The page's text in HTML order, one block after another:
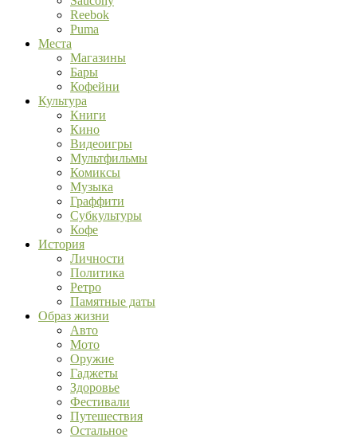
Reebok
Puma
Места
Магазины
Бары
Кофейни
Культура
Книги
Кино
Видеоигры
Мультфильмы
Комиксы
Музыка
Граффити
Субкультуры
Кофе
История
Личности
Политика
Ретро
Памятные даты
Образ жизни
Авто
Мото
Оружие
Гаджеты
Здоровье
Фестивали
Путешествия
Остальное